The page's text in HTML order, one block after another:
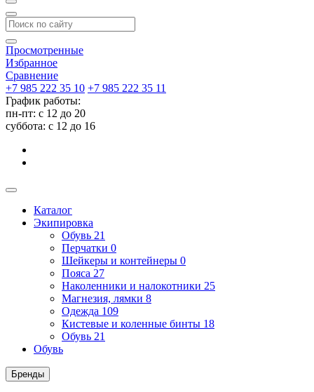
Просмотренные
Избранное
Сравнение
+7 985 222 35 10 +7 985 222 35 11
График работы:
пн-пт: с 12 до 20
суббота: c 12 до 16
Каталог
Экипировка
Обувь 21
Перчатки 0
Шейкеры и контейнеры 0
Пояса 27
Наколенники и налокотники 25
Магнезия, лямки 8
Одежда 109
Кистевые и коленные бинты 18
Обувь 21
Обувь
Бренды